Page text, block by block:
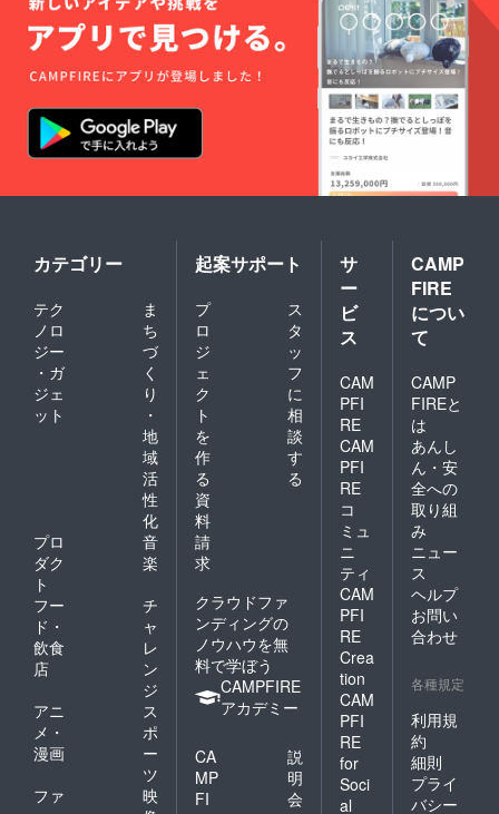
カテゴリー
テク
ノロ
ジー
・ガ
ジェ
ット
ま
ち
づ
く
り
・
地
域
活
性
化
プロ
ダク
ト
音
楽
フー
ド・
飲食
店
チ
ャ
レ
ン
ジ
アニ
メ・
漫画
ス
ポ
ー
ツ
ファ
映
起案サポート
プ
ロ
ジ
ェ
ク
ト
を
作
る
ス
タ
ッ
フ
に
相
談
す
る
資
料
請
求
クラウドファ
ンディングの
ノウハウを無
料で学ぼう
CAMPFIRE
アカデミー
CA
MP
FI
説
明
会
サ
ー
ビ
ス
CAM
PFI
RE
CAM
PFI
RE
コ
ミュ
ニ
ティ
CAM
PFI
RE
Crea
tion
CAM
PFI
RE
for
Soci
al
CAMP
FIRE
につい
て
CAMP
FIREと
は
あんし
ん・安
全への
取り組
み
ニュー
ス
ヘルプ
お問い
合わせ
各種規定
利用規
約
細則
プライ
バシー